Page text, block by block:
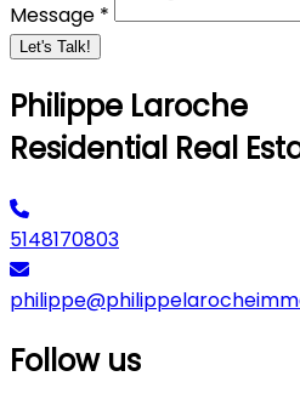
Message *
Let's Talk!
Philippe Laroche
Residential Real
5148170803
Follow us